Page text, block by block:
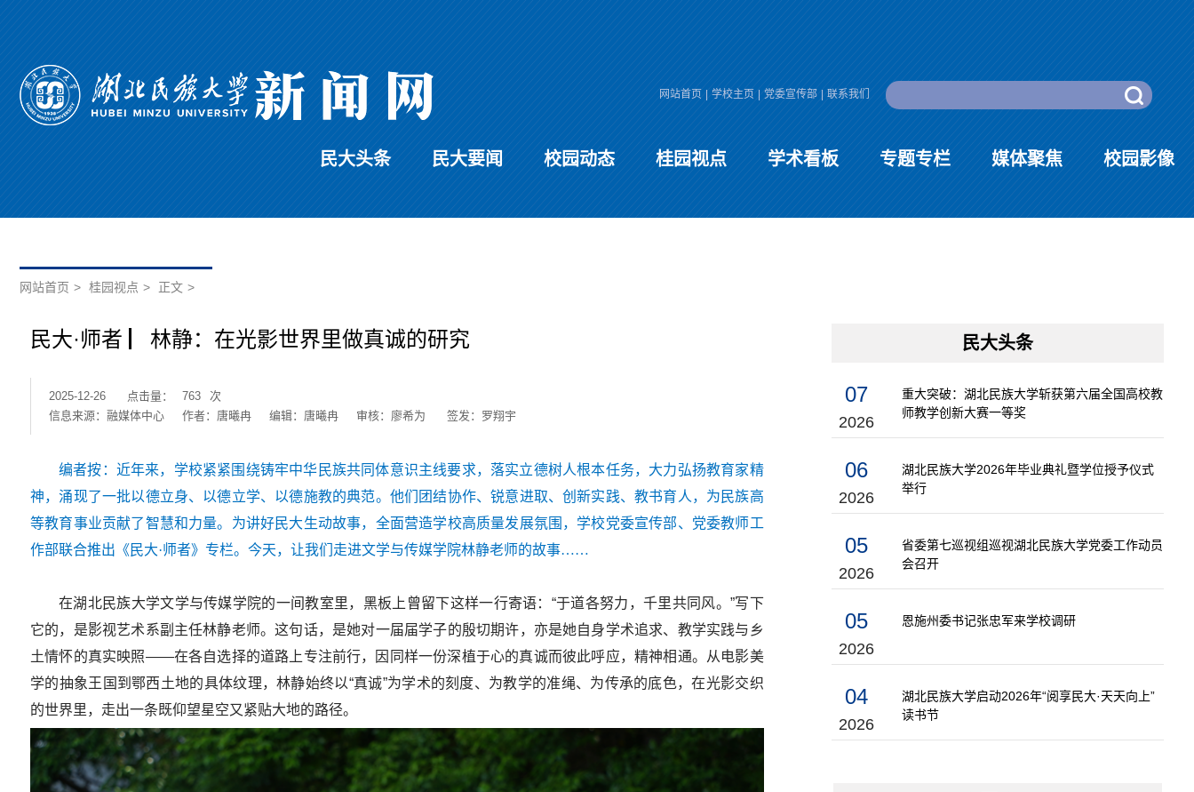
网站首页 学校主页 党委宣传部 联系我们
民大头条 民大要闻 校园动态 桂园视点 学术看板 专题专栏 媒体聚焦 校园影像
网站首页 > 桂园视点 > 正文 >
民大·师者 ▏林静：在光影世界里做真诚的研究
2025-12-26 点击量： 763
次
信息来源：融媒体中心
作者：唐曦冉 编辑：唐曦冉 审核：廖希为 签发：罗翔宇
编者按： 近年来，学校紧紧围绕铸牢中华民族共同体意识主线要求，落实立德树人根本任务，大力弘扬教育家精
神，涌现了一批以德立身、以德立学、以德施教的典范。他们团结协作、锐意进取、创新实践、教书育人，为民族高
等教育事业贡献了智慧和力量。为讲好民大生动故事，全面营造学校高质量发展氛围，学校党委宣传部、党委教师工
作部联合推出《民大·师者》专栏。今天，让我们走进文学与传媒学院林静老师的故事……
在湖北民族大学文学与传媒学院的一间教室里，黑板上曾留下这样一行寄语：“于道各努力，千里共同风。”写下
它的，是影视艺术系副主任林静老师。这句话，是她对一届届学子的殷切期许，亦是她自身学术追求、教学实践与乡
土情怀的真实映照——在各自选择的道路上专注前行，因同样一份深植于心的真诚而彼此呼应，精神相通。从电影美
学的抽象王国到鄂西土地的具体纹理，林静始终以“真诚”为学术的刻度、为教学的准绳、为传承的底色，在光影交织
的世界里，走出一条既仰望星空又紧贴大地的路径。
民大头条
07
2026
重大突破：湖北民族大学斩获第六届全国高校教
师教学创新大赛一等奖
06
2026
湖北民族大学2026年毕业典礼暨学位授予仪式
举行
05
2026
省委第七巡视组巡视湖北民族大学党委工作动员
会召开
05
2026
恩施州委书记张忠军来学校调研
04
2026
湖北民族大学启动2026年“阅享民大·天天向上”
读书节